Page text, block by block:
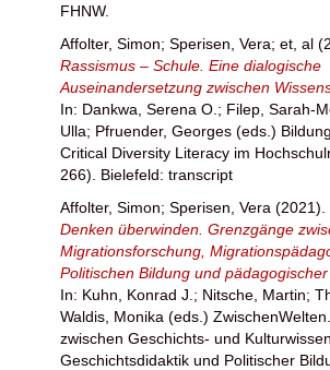
FHNW.
Affolter, Simon; Sperisen, Vera; et, al
Rassismus – Schule. Eine dialogische
Auseinandersetzung zwischen
In: Dankwa, Serena O. ; Filep, Sarah-
Ulla; Pfruender, Georges (eds.)
Critical Diversity Literacy im
266). Bielefeld: transcript
Affolter, Simon; Sperisen, Vera (2021).
Denken überwinden. Grenzgänge
Migrationsforschung,
Politischen Bildung und
In: Kuhn, Konrad J. ; Nitsche, Martin;
Waldis, Monika (eds.)
zwischen Geschichts- und
Geschichtsdidaktik und Politischer